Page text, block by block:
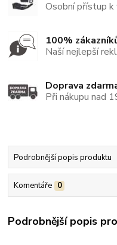
Osobní přístup k
100%
Naší nejlepší
Doprava
Při nákupu nad
Podrobnější popis produktu
Komentáře 0
Podrobnější popis